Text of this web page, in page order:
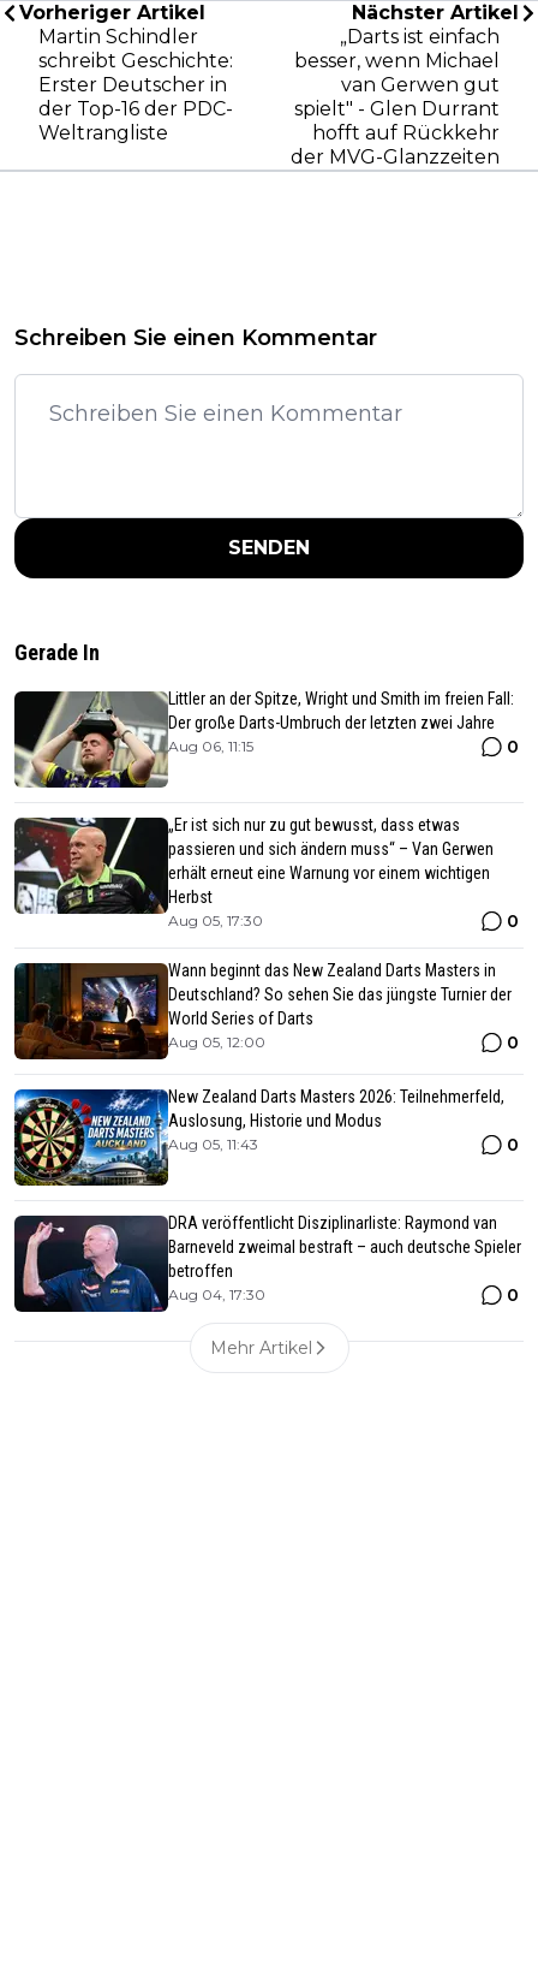
Vorheriger Artikel
Martin Schindler
schreibt Geschichte:
Erster Deutscher in
der Top-16 der PDC-
Weltrangliste
Nächster Artikel
„Darts ist einfach
besser, wenn Michael
van Gerwen gut
spielt" - Glen Durrant
hofft auf Rückkehr
der MVG-Glanzzeiten
Schreiben Sie einen Kommentar
SENDEN
Gerade In
Littler an der Spitze, Wright und Smith im freien Fall:
Der große Darts-Umbruch der letzten zwei Jahre
Aug 06, 11:15 0
„Er ist sich nur zu gut bewusst, dass etwas
passieren und sich ändern muss“ – Van Gerwen
erhält erneut eine Warnung vor einem wichtigen
Herbst
Aug 05, 17:30 0
Wann beginnt das New Zealand Darts Masters in
Deutschland? So sehen Sie das jüngste Turnier der
World Series of Darts
Aug 05, 12:00 0
New Zealand Darts Masters 2026: Teilnehmerfeld,
Auslosung, Historie und Modus
Aug 05, 11:43 0
DRA veröffentlicht Disziplinarliste: Raymond van
Barneveld zweimal bestraft – auch deutsche Spieler
betroffen
Aug 04, 17:30 0
Mehr Artikel